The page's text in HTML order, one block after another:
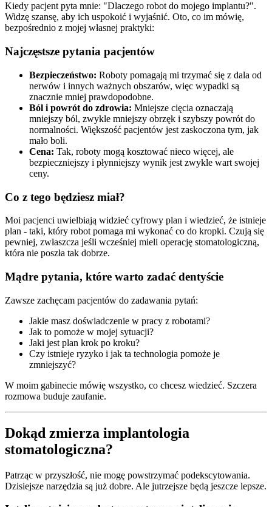
Kiedy pacjent pyta mnie: "Dlaczego robot do mojego implantu?".
Widzę szansę, aby ich uspokoić i wyjaśnić. Oto, co im mówię,
bezpośrednio z mojej własnej praktyki:
Najczęstsze pytania pacjentów
Bezpieczeństwo: Roboty pomagają mi trzymać się z dala od
nerwów i innych ważnych obszarów, więc wypadki są
znacznie mniej prawdopodobne.
Ból i powrót do zdrowia: Mniejsze cięcia oznaczają
mniejszy ból, zwykle mniejszy obrzęk i szybszy powrót do
normalności. Większość pacjentów jest zaskoczona tym, jak
mało boli.
Cena: Tak, roboty mogą kosztować nieco więcej, ale
bezpieczniejszy i płynniejszy wynik jest zwykle wart swojej
ceny.
Co z tego będziesz miał?
Moi pacjenci uwielbiają widzieć cyfrowy plan i wiedzieć, że istnieje
plan - taki, który robot pomaga mi wykonać co do kropki. Czują się
pewniej, zwłaszcza jeśli wcześniej mieli operację stomatologiczną,
która nie poszła tak dobrze.
Mądre pytania, które warto zadać dentyście
Zawsze zachęcam pacjentów do zadawania pytań:
Jakie masz doświadczenie w pracy z robotami?
Jak to pomoże w mojej sytuacji?
Jaki jest plan krok po kroku?
Czy istnieje ryzyko i jak ta technologia pomoże je
zmniejszyć?
W moim gabinecie mówię wszystko, co chcesz wiedzieć. Szczera
rozmowa buduje zaufanie.
Dokąd zmierza implantologia
stomatologiczna?
Patrząc w przyszłość, nie mogę powstrzymać podekscytowania.
Dzisiejsze narzędzia są już dobre. Ale jutrzejsze będą jeszcze lepsze.